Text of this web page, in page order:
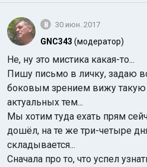
8 30 июн. 2017
GNC343 (модератор)
Не, ну это мистика какая-то...
Пишу письмо в личку, задаю
боковым зрением вижу такую
актуальных тем...
Мы хотим туда ехать прям
дошёл, на те же три-четыре
складывается...
Сначала про то, что успел